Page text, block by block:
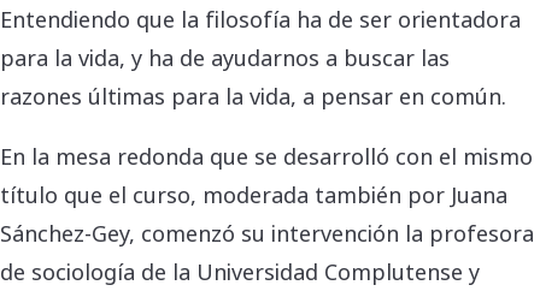
Entendiendo que la filosofía ha de ser orientadora
para la vida, y ha de ayudarnos a buscar las
razones últimas para la vida, a pensar en común.
En la mesa redonda que se desarrolló con el mismo
título que el curso, moderada también por Juana
Sánchez-Gey, comenzó su intervención la profesora
de sociología de la Universidad Complutense y